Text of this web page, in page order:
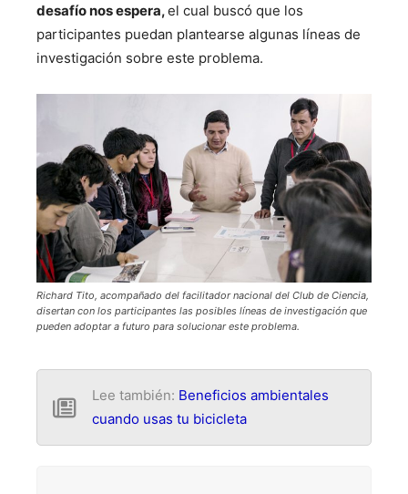
desafío nos espera,el cual buscó que los
participantes puedan plantearse algunas líneas de
investigación sobre este problema.
Richard Tito, acompañado del facilitador nacional del Club de Ciencia,
disertan con los participantes las posibles líneas de investigación que
pueden adoptar a futuro para solucionar este problema.
Lee también: Beneficios ambientales
cuando usas tu bicicleta